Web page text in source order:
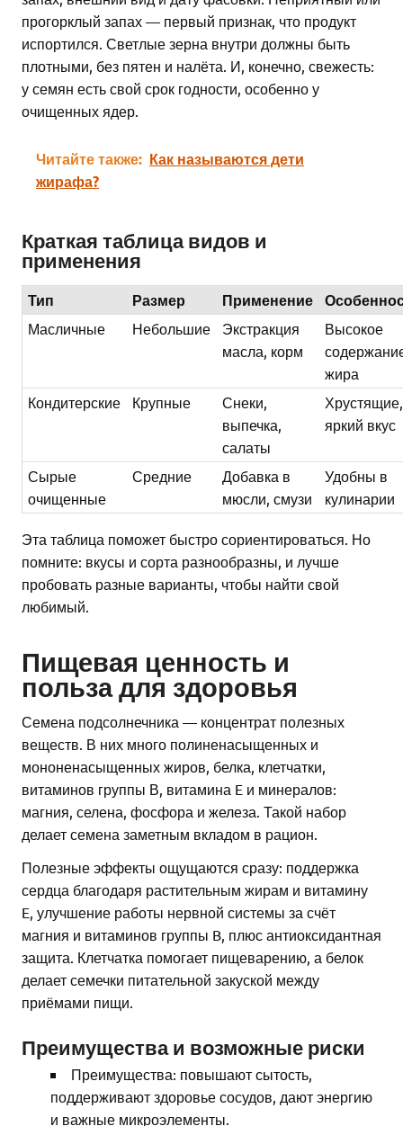
прогорклый запах — первый признак, что продукт
испортился. Светлые зерна внутри должны быть
плотными, без пятен и налёта. И, конечно, свежесть:
у семян есть свой срок годности, особенно у
очищенных ядер.
Читайте также: Как называются дети
жирафа?
Краткая таблица видов и
применения
Тип Размер Применение
Масличные Небольшие
Экстракция
масла, корм
Высокое
жира
Кондитерские
Крупные
Снеки,
выпечка,
салаты
Хрустящие,
яркий вкус
Сырые
очищенные
Средние
Добавка в
мюсли, смузи
Удобны в
кулинарии
Эта таблица поможет быстро сориентироваться. Но
помните: вкусы и сорта разнообразны, и лучше
пробовать разные варианты, чтобы найти свой
любимый.
Пищевая ценность и
польза для здоровья
Семена подсолнечника — концентрат полезных
веществ. В них много полиненасыщенных и
мононенасыщенных жиров, белка, клетчатки,
витаминов группы В, витамина E и минералов:
магния, селена, фосфора и железа. Такой набор
делает семена заметным вкладом в рацион.
Полезные эффекты ощущаются сразу: поддержка
сердца благодаря растительным жирам и витамину
E, улучшение работы нервной системы за счёт
магния и витаминов группы B, плюс антиоксидантная
защита. Клетчатка помогает пищеварению, а белок
делает семечки питательной закуской между
приёмами пищи.
Преимущества и возможные риски
Преимущества: повышают сытость,
поддерживают здоровье сосудов, дают энергию
и важные микроэлементы.